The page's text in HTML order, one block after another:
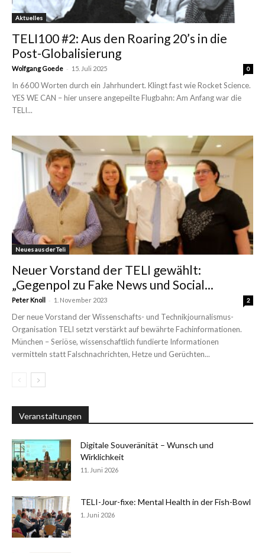
Aktuelles
TELI100 #2: Aus den Roaring 20’s in die
Post-Globalisierung
Wolfgang Goede - 15. Juli 2025 0
In 6600 Worten durch ein Jahrhundert. Klingt fast wie Rocket Science.
YES WE CAN – hier unsere angepeilte Flugbahn: Am Anfang war die
TELI...
Neues aus der Teli
Neuer Vorstand der TELI gewählt:
„Gegenpol zu Fake News und Social...
Peter Knoll - 1. November 2023 2
Der neue Vorstand der Wissenschafts- und Technikjournalismus-
Organisation TELI setzt verstärkt auf bewährte Fachinformationen.
München – Seriöse, wissenschaftlich fundierte Informationen
vermitteln statt Falschnachrichten, Hetze und Gerüchten...
Veranstaltungen
Digitale Souveränität – Wunsch und
Wirklichkeit
11. Juni 2026
TELI-Jour-fixe: Mental Health in der Fish-Bowl
1. Juni 2026